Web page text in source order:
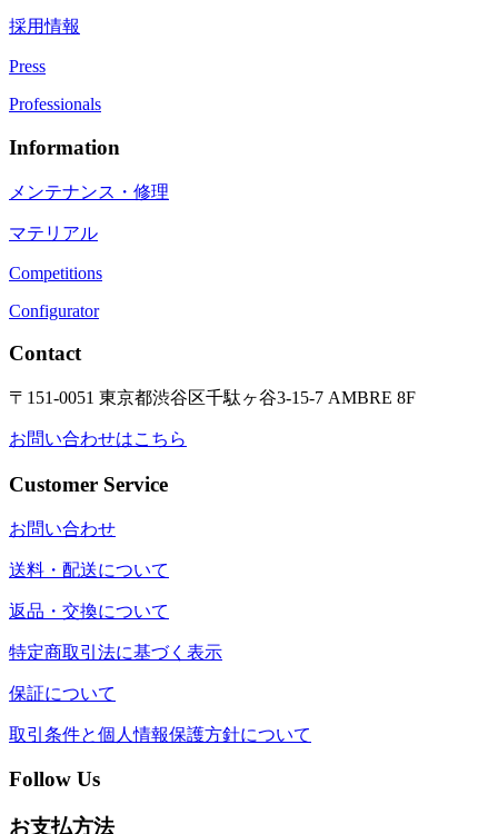
採用情報
Press
Professionals
Information
メンテナンス・修理
マテリアル
Competitions
Configurator
Contact
〒151-0051 東京都渋谷区千駄ヶ谷3-15-7 AMBRE 8F
お問い合わせはこちら
Customer Service
お問い合わせ
送料・配送について
返品・交換について
特定商取引法に基づく表示
保証について
取引条件と個人情報保護方針について
Follow Us
お支払方法